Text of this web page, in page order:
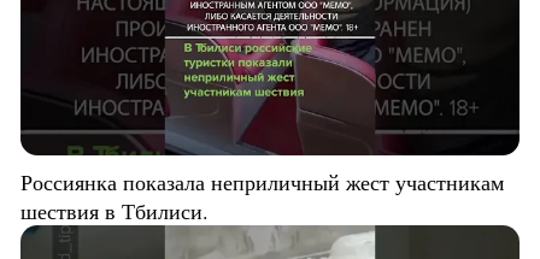
Россиянка показала неприличный жест участникам
шествия в Тбилиси.